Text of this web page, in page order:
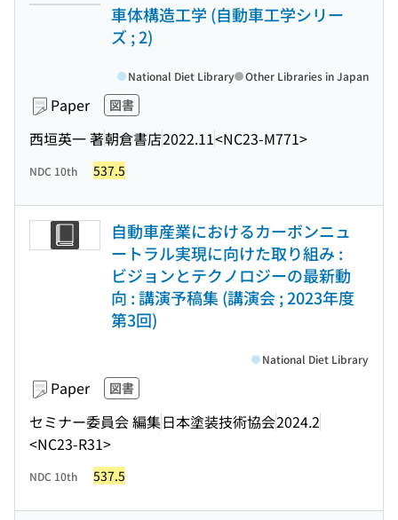
車体構造工学 (自動車工学シリー
ズ ; 2)
Paper 図書
西垣英一 著朝倉書店2022.11<NC23-M771>
National Diet Library Other Libraries in Japan
NDC 10th 537.5
自動車産業におけるカーボンニュ
ートラル実現に向けた取り組み :
ビジョンとテクノロジーの最新動
向 : 講演予稿集 (講演会 ; 2023年度
第3回)
Paper 図書
セミナー委員会 編集日本塗装技術協会2024.2
<NC23-R31>
National Diet Library
NDC 10th 537.5